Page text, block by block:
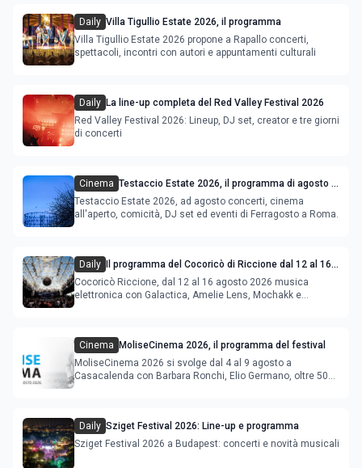
Daily Villa Tigullio Estate 2026, il programma
Villa Tigullio Estate 2026 propone a Rapallo concerti,
spettacoli, incontri con autori e appuntamenti culturali
Daily La line-up completa del Red Valley Festival 2026
Red Valley Festival 2026: Lineup, DJ set, creator e tre giorni
di concerti
Cinema Testaccio Estate 2026, il programma di agosto e
Ferragosto
Testaccio Estate 2026, ad agosto concerti, cinema
all'aperto, comicità, DJ set ed eventi di Ferragosto a Roma.
Daily
Il programma del Cocoricò di Riccione dal 12 al 16
agosto 2026
Cocoricò Riccione, dal 12 al 16 agosto 2026 musica
elettronica con Galactica, Amelie Lens, Mochakk e
Cinema
MoliseCinema 2026, il programma del festival
MoliseCinema 2026 si svolge dal 4 al 9 agosto a
Casacalenda con Barbara Ronchi, Elio Germano, oltre 50
Daily Sziget Festival 2026: Line-up e programma
Sziget Festival 2026 a Budapest: concerti e novità musicali